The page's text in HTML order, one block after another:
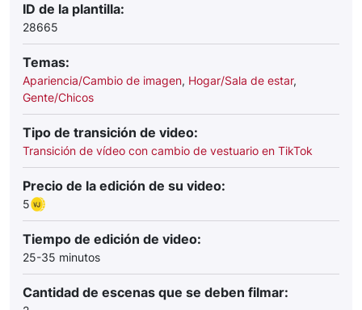
ID de la plantilla:
28665
Temas:
Apariencia/Cambio de imagen, Hogar/Sala de estar,
Gente/Chicos
Tipo de transición de video:
Transición de vídeo con cambio de vestuario en TikTok
Precio de la edición de su video:
5
Tiempo de edición de video:
25-35 minutos
Cantidad de escenas que se deben filmar: